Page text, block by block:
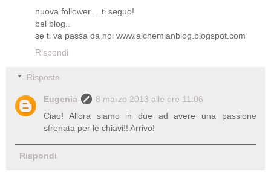
nuova follower….ti seguo!
bel blog..
se ti va passa da noi www.alchemianblog.blogspot.com
Rispondi
Risposte
Eugenia
8 marzo 2013 alle ore 11:06
Ciao! Allora siamo in due ad avere una passione
sfrenata per le chiavi!! Arrivo!
Rispondi